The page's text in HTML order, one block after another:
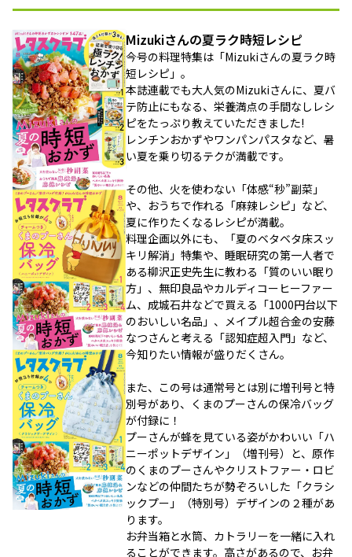
Mizukiさんの夏ラク時短レシピ
今号の料理特集は「Mizukiさんの夏ラク時
短レシピ」。
本誌連載でも大人気のMizukiさんに、夏バ
テ防止にもなる、栄養満点の手間なしレシ
ピをたっぷり教えていただきました!
レンチンおかずやワンパンパスタなど、暑
い夏を乗り切るテクが満載です。
その他、火を使わない「体感“秒”副菜」
や、おうちで作れる「麻辣レシピ」など、
夏に作りたくなるレシピが満載。
料理企画以外にも、「夏のベタベタ床スッ
キリ解消」特集や、睡眠研究の第一人者で
ある柳沢正史先生に教わる「質のいい眠り
方」、無印良品やカルディコーヒーファー
ム、成城石井などで買える「1000円台以下
のおいしい名品」、メイプル超合金の安藤
なつさんと考える「認知症超入門」など、
今知りたい情報が盛りだくさん。
また、この号は通常号とは別に増刊号と特
別号があり、くまのプーさんの保冷バッグ
が付録に！
プーさんが蜂を見ている姿がかわいい「ハ
ニーポットデザイン」（増刊号）と、原作
のくまのプーさんやクリストファー・ロビ
ンなどの仲間たちが勢ぞろいした「クラシ
ックプー」（特別号）デザインの２種があ
ります。
お弁当箱と水筒、カトラリーを一緒に入れ
ることができます。高さがあるので、お弁